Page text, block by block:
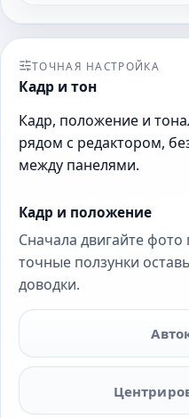
ТОЧНАЯ НАСТРОЙКА
Кадр и тон
Кадр, положение и
рядом с редактором,
между панелями.
Кадр и положение
Сначала двигайте
точные ползунки
доводки.